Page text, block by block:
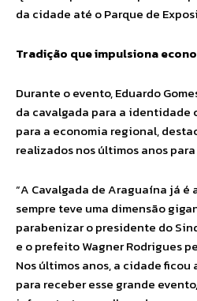
da cidade até o Parque de
Tradição que impulsiona
Durante o evento, Eduardo
da cavalgada para a identidade
para a economia regional,
realizados nos últimos anos
“A Cavalgada de Araguaína já é
sempre teve uma dimensão
parabenizar o presidente do
e o prefeito Wagner Rodrigues
Nos últimos anos, a cidade
para receber esse grande